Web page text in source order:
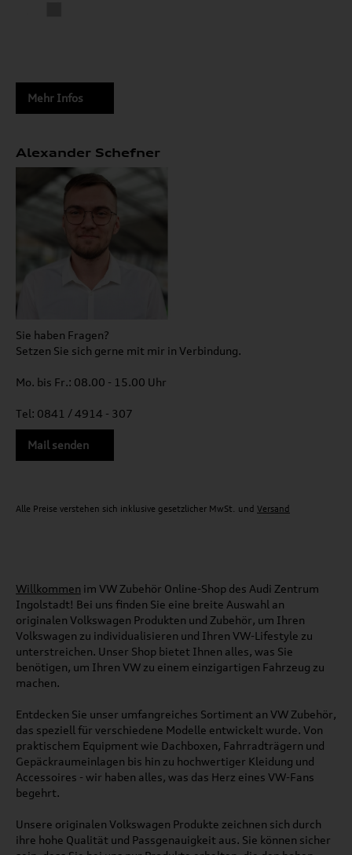
Mehr Infos
Alexander Schefner
Sie haben Fragen?
Setzen Sie sich gerne mit mir in Verbindung.
Mo. bis Fr.: 08.00 - 15.00 Uhr
Tel: 0841 / 4914 - 307
Mail senden
Alle Preise verstehen sich inklusive gesetzlicher MwSt. und Versand
Willkommen im VW Zubehör Online-Shop des Audi Zentrum
Ingolstadt! Bei uns finden Sie eine breite Auswahl an
originalen Volkswagen Produkten und Zubehör, um Ihren
Volkswagen zu individualisieren und Ihren VW-Lifestyle zu
unterstreichen. Unser Shop bietet Ihnen alles, was Sie
benötigen, um Ihren VW zu einem einzigartigen Fahrzeug zu
machen.
Entdecken Sie unser umfangreiches Sortiment an VW Zubehör,
das speziell für verschiedene Modelle entwickelt wurde. Von
praktischem Equipment wie Dachboxen, Fahrradträgern und
Gepäckraumeinlagen bis hin zu hochwertiger Kleidung und
Accessoires - wir haben alles, was das Herz eines VW-Fans
begehrt.
Unsere originalen Volkswagen Produkte zeichnen sich durch
ihre hohe Qualität und Passgenauigkeit aus. Sie können sicher